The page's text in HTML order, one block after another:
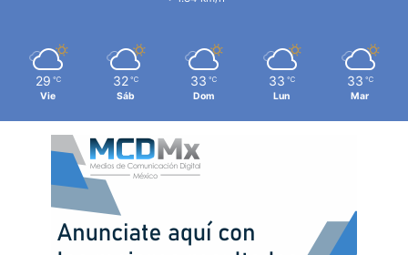
29 ℃
Vie
32 ℃
Sáb
33 ℃
Dom
33 ℃
Lun
33 ℃
Mar